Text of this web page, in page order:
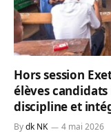
Hors session
élèves
discipline et
Bydk NK 4 mai 2026